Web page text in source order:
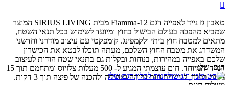

טאבון גז נייד לאפייה דגם Fiamma-12 מבית SIRIUS LIVING המוצר
שמביא מהפכה בעולם הבישול בחוץ ומיועד לשימוש בכל תנאי השטח,
מתאים למטבח חוץ ביתי ולקמפינג. קומפקטי עם עיצוב מודרני וחדשני
המשדרג את מטבח החוץ השלכם, מעתה תוכלו לבטא את הכישרון
שלכם באפייה במהירות, בנוחות ובקלות גם בתנאי שטח הודות לעיצוב
הנייד והמיוחד. חום עוצמתי המגיע ל- 500 מעלות צלזיוס ומתחמם תוך 15
דקות בלבד, לעוצמת חום גבוהה ואחידה ולהכנה של פיצה תוך 3 דקות.
דגם: שלג